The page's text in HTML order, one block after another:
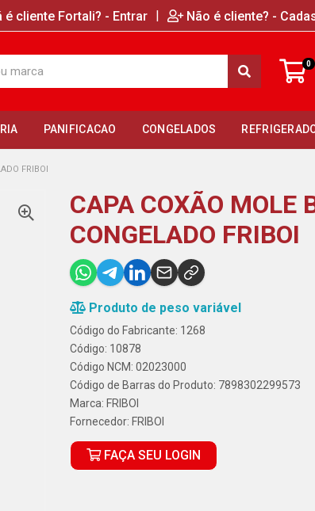
é cliente Fortali? - Entrar | Não é cliente? -
0
PANIFICACAO CONGELADOS
FRIBOI
CAPA COXÃO MOLE
CONGELADO FRIBOI
Produto de peso variável
Código do Fabricante: 1268
Código: 10878
Código NCM: 02023000
Código de Barras do Produto: 7898302299573
Marca: FRIBOI
Fornecedor: FRIBOI
FAÇA SEU LOGIN